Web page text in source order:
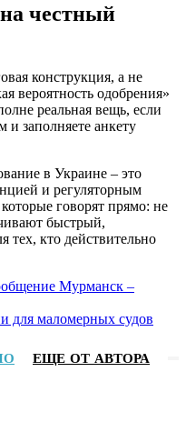
честный
конструкция, а не
вероятность одобрения»
реальная вещь, если
и заполняете анкету
в Украине – это
и регуляторным
говорят прямо: не
быстрый,
тех, кто действительно
Мурманск –
для маломерных судов
ЕЩЕ ОТ АВТОРА